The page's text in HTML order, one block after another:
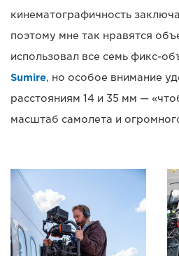
кинематографичность
поэтому мне так нравятся
использовал все семь фикс-
Sumire, но особое внимание
расстояниям 14 и 35 мм —
масштаб самолета и